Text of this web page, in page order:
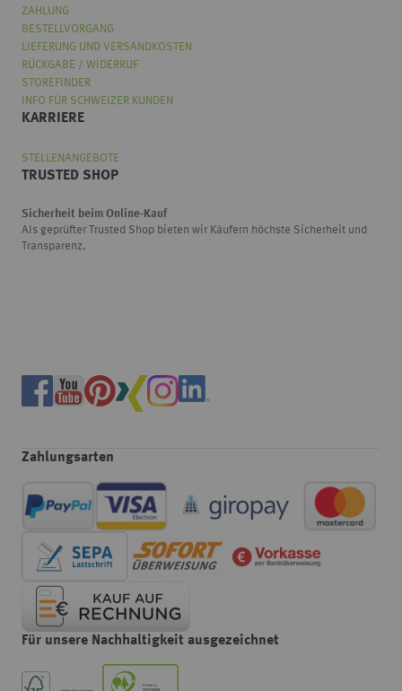
ZAHLUNG
BESTELLVORGANG
LIEFERUNG UND VERSANDKOSTEN
RÜCKGABE / WIDERRUF
STOREFINDER
INFO FÜR SCHWEIZER KUNDEN
KARRIERE
STELLENANGEBOTE
TRUSTED SHOP
Sicherheit beim Online-Kauf
Als geprüfter Trusted Shop bieten wir Käufern höchste Sicherheit und
Transparenz.
Zahlungsarten
Für unsere Nachhaltigkeit ausgezeichnet